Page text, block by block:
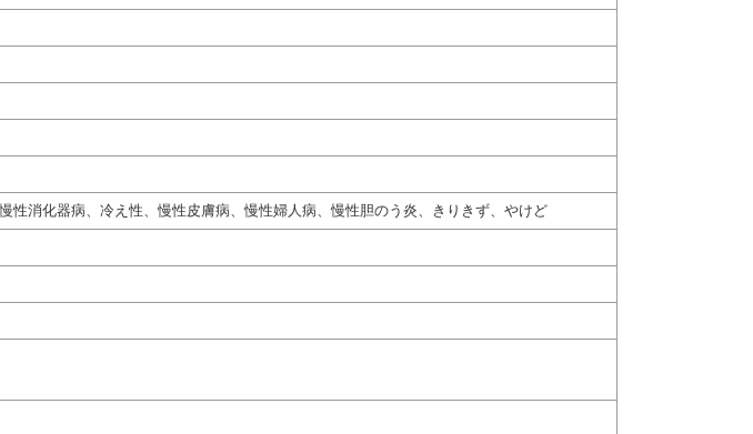
性消化器病、冷え性、慢性皮膚病、慢性婦人病、慢性胆のう炎、きりきず、やけど